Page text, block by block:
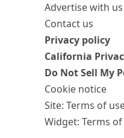
Advertise with us
Contact us
Privacy policy
California
Do Not Sell My
Cookie notice
Site: Terms of
Widget: Terms